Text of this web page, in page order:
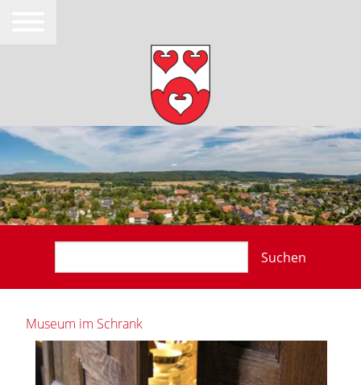
Suchen
Museum im Schrank